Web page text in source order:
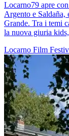
Locarno79 apre
Argento e
Grande. Tra i temi
la nuova giuria
Locarno Film